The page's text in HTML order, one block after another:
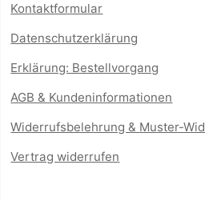
Kontaktformular
Datenschutzerklärung
Erklärung: Bestellvorgang
AGB & Kundeninformationen
Widerrufsbelehrung & Muster-
Vertrag widerrufen